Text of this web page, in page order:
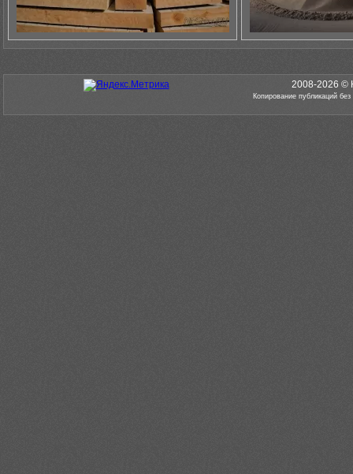
2008-2026 ©
Копирование публикаций